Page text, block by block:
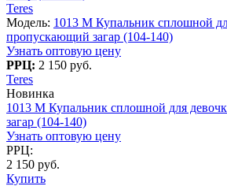
Teres
Модель: 1013 M Купальник сплошной
пропускающий загар (104-140)
Узнать оптовую цену
РРЦ: 2 150 руб.
Teres
Новинка
1013 M Купальник сплошной для
загар (104-140)
Узнать оптовую цену
РРЦ:
2 150 руб.
Купить